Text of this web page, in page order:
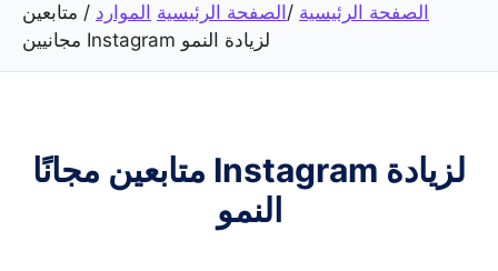
الصفحة الرئيسية / الصفحة الرئيسية الموارد / متابعين
مجانيين Instagram لزيادة النمو
متابعين مجانًا Instagram لزيادة
النمو